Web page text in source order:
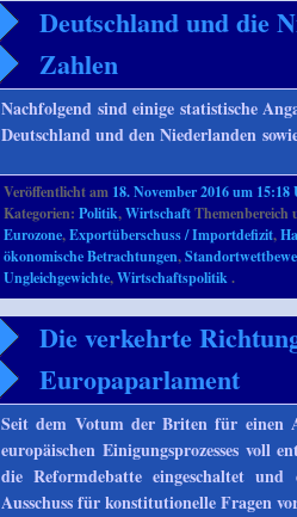
Deutschland und die
Zahlen
Nachfolgend sind einige statistische
Deutschland und den Niederlanden
Veröffentlicht am 18. November 2016 um 15:18
Kategorien:Politik,Wirtschaft
Eurozone,Exportüberschuss / Importdefizit,
ökonomische Betrachtungen,
Ungleichgewichte,Wirtschaftspolitik.
Die verkehrte
Europaparlament
Seit dem Votum der Briten für einen
europäischen Einigungsprozesses
die Reformdebatte eingeschaltet
Ausschuss für konstitutionelle Fragen